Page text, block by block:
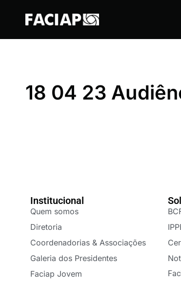
FACIAPE
18 04 23
Institucional
Quem somos
Diretoria
Coordenadorias & Associações
Galeria dos Presidentes
Faciap Jovem